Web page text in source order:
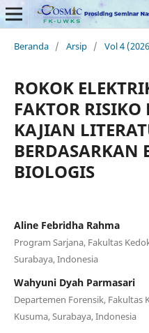
Beranda / Arsip / Vol 4
ROKOK
FAKTOR
KAJIAN
BIOLOGIS
Aline Febridha Rahma
Program Sarjana, Fakultas
Surabaya, Indonesia
Wahyuni Dyah Parmasari
Departemen Forensik, Fakultas
Kusuma, Surabaya, Indonesia